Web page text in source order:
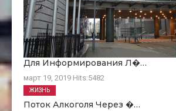
Для Информирования Л�…
март 19, 2019 Hits:5482
Поток Алкоголя Через �…
ЖИЗНЬ